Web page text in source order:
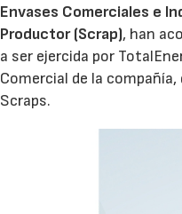
Envases Comerciales e
Productor (Scrap), han
a ser ejercida por
Comercial de la
Scraps.